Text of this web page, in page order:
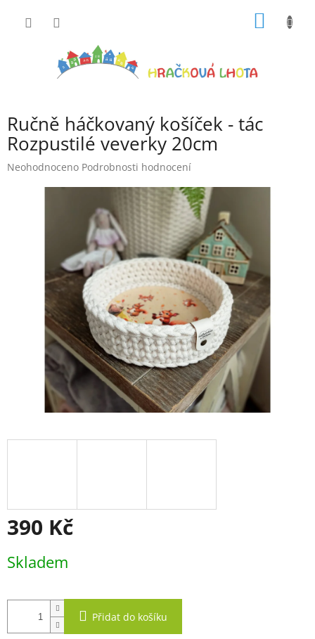
Ručně háčkovaný košíček - tác
Rozpustilé veverky 20cm
Průměrné
Neohodnoceno Podrobnosti hodnocení
390 Kč
cena:
Skladem
Přidat do košíku